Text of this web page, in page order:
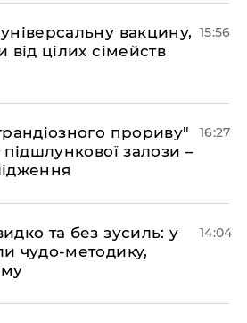
вакцину,
від цілих сімейств
15:56
прориву"
підшлункової залози –
16:27
та без зусиль: у
чудо-методику,
14:04